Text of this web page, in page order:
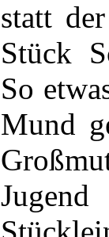
statt
Stück
So
Mund